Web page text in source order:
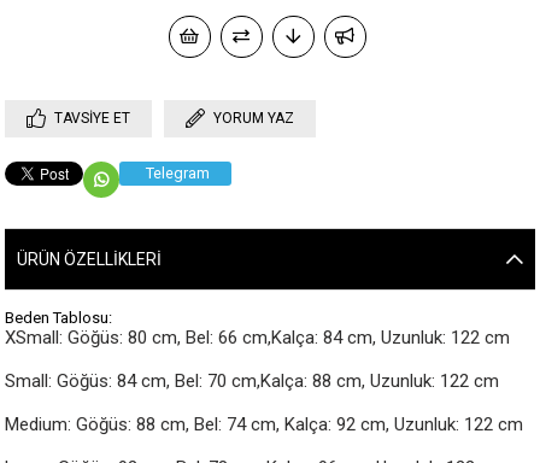
TAVSIYE ET YORUM YAZ
Telegram
ÜRÜN ÖZELLIKLERI
Beden Tablosu:
XSmall: Göğüs: 80 cm, Bel: 66 cm,Kalça: 84 cm, Uzunluk: 122 cm
Small: Göğüs: 84 cm, Bel: 70 cm,Kalça: 88 cm, Uzunluk: 122 cm
Medium: Göğüs: 88 cm, Bel: 74 cm, Kalça: 92 cm, Uzunluk: 122 cm